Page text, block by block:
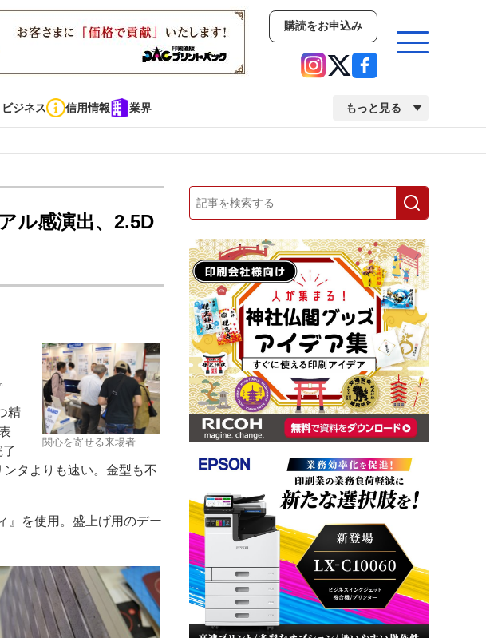
購読をお申込み
ビジネス 信用情報 業界 もっと見る
イベント
市場・統計 人事・移転・異動・訃報
中古印刷機・製本機特集
2022 検査・校正特集
ル感演出、2.5D
関心を寄せる来場者
精
タよりも速い。金型も不
』を使用。盛上げ用のデー